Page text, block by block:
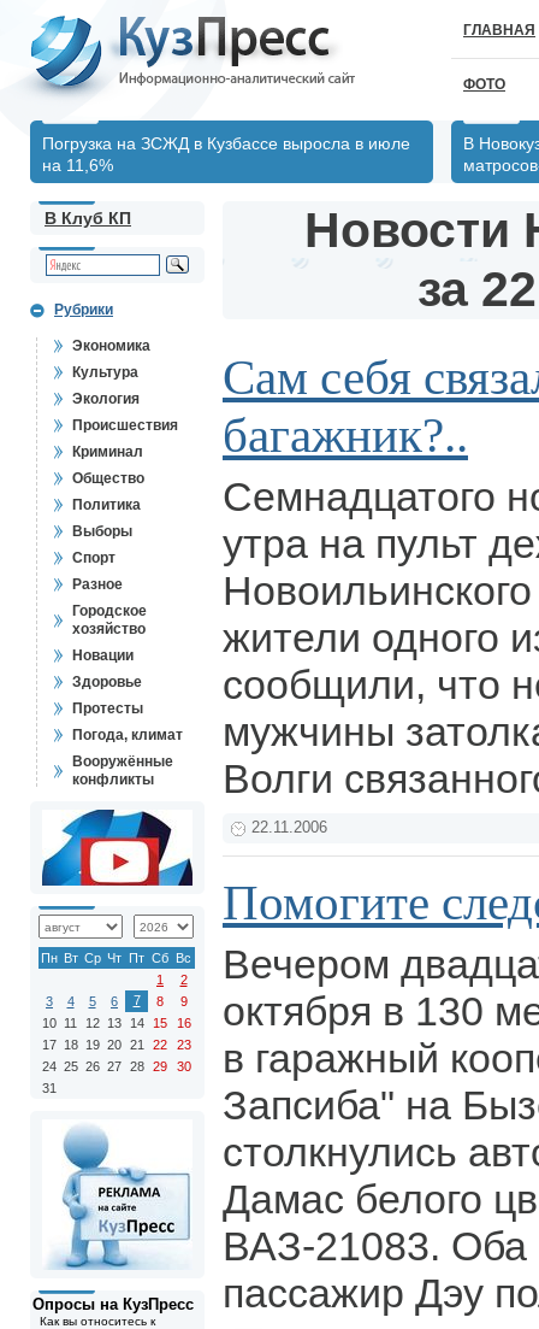
ГЛАВНАЯ
ФОТО
Погрузка на ЗСЖД в Кузбассе выросла в июле
на 11,6%
В
В Клуб КП
Рубрики
Экономика
Культура
Экология
Происшествия
Криминал
Общество
Политика
Выборы
Спорт
Разное
Городское
хозяйство
Новации
Здоровье
Протесты
Погода, климат
Вооружённые
конфликты
Пн Вт Ср Чт Пт Сб Вс
1
2
3
4 5 6 7 8
9
10 11 12 13 14 15
16
17 18 19 20 21 22
23
24 25 26 27 28 29
30
31
Опросы на КузПресс
Как вы относитесь к
Новости
за
Сам себя
багажник?..
Семнадцатого
утра на пульт
жители одного
сообщили, что
мужчины
Волги
22.11.2006
Помогите
Вечером
октября в 130
в гаражный
Запсиба" на
столкнулись
Дамас белого
ВАЗ-21083. Оба
пассажир Дэу